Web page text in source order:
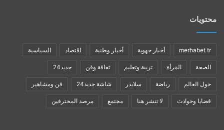
محتويات
merhabet tr أخبار جهوية أخبار وطنية اقتصاد السياسية
الصحة المرأة تربية وتعليم ثقافة وفن جديد24
حول العالم رياضة سلايدر شاشة جديد24 فن ومشاهير
قضايا وحوادث لا تنشر هنا مجتمع مرصد المحترفين